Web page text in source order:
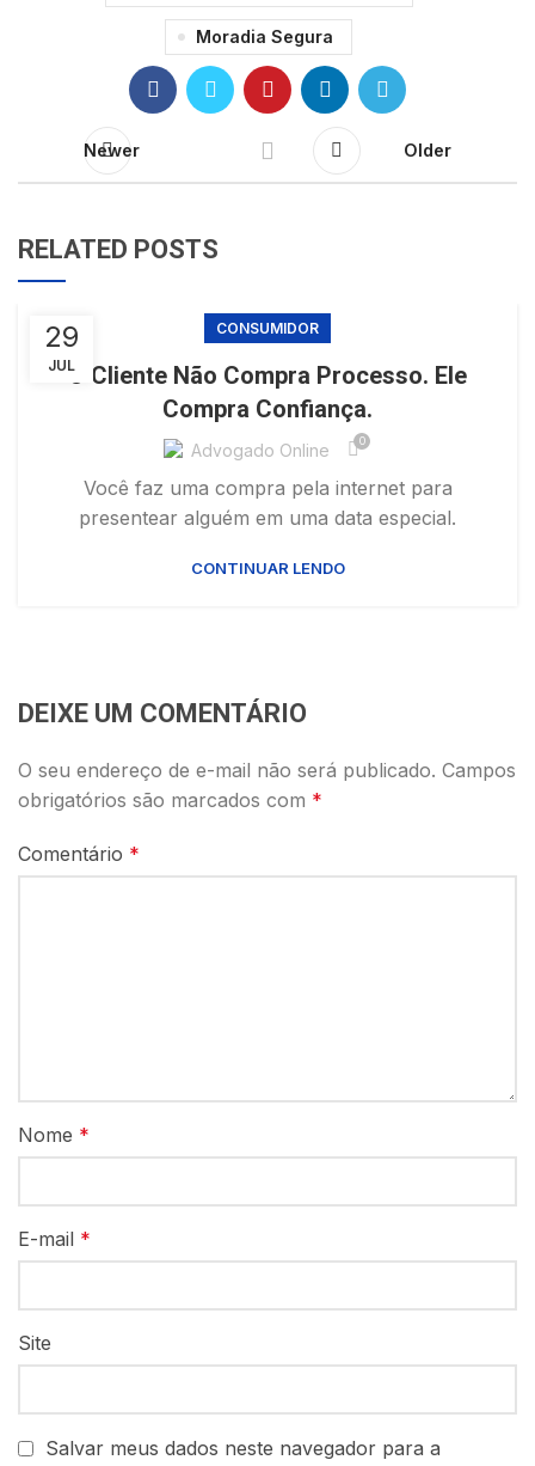
Moradia Segura
Newer Older
RELATED POSTS
29
JUL
CONSUMIDOR
O Cliente Não Compra Processo. Ele
Compra Confiança.
Advogado Online 0
Você faz uma compra pela internet para
presentear alguém em uma data especial.
CONTINUAR LENDO
DEIXE UM COMENTÁRIO
O seu endereço de e-mail não será publicado. Campos
obrigatórios são marcados com *
Comentário *
Nome *
E-mail *
Site
Salvar meus dados neste navegador para a